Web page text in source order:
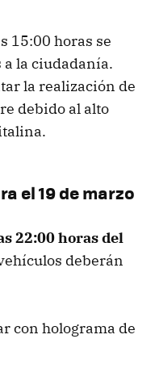
15:00 horas se
la ciudadanía.
la realización de
debido al alto
el 19 de marzo
22:00 horas del
deberán
con holograma de